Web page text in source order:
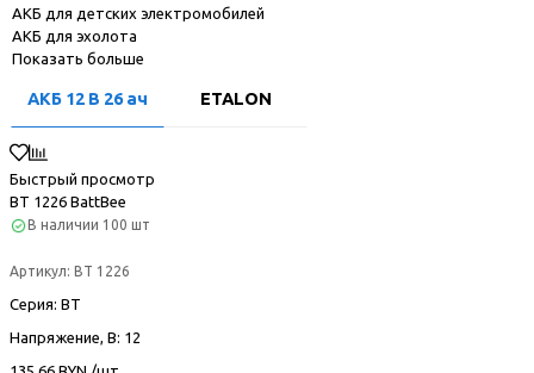
АКБ для детских электромобилей
АКБ для эхолота
Показать больше
АКБ 12 В 26 ач ETALON
Быстрый просмотр
BT 1226 BattBee
В наличии 100 шт
Артикул: BT 1226
Серия: BT
Напряжение, В: 12